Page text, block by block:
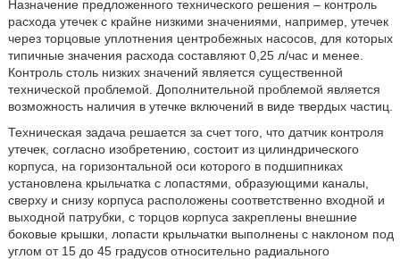
Назначение предложенного технического решения – контроль
расхода утечек с крайне низкими значениями, например, утечек
через торцовые уплотнения центробежных насосов, для которых
типичные значения расхода составляют 0,25 л/час и менее.
Контроль столь низких значений является существенной
технической проблемой. Дополнительной проблемой является
возможность наличия в утечке включений в виде твердых частиц.
Техническая задача решается за счет того, что датчик контроля
утечек, согласно изобретению, состоит из цилиндрического
корпуса, на горизонтальной оси которого в подшипниках
установлена крыльчатка с лопастями, образующими каналы,
сверху и снизу корпуса расположены соответственно входной и
выходной патрубки, с торцов корпуса закреплены внешние
боковые крышки, лопасти крыльчатки выполнены с наклоном под
углом от 15 до 45 градусов относительно радиального